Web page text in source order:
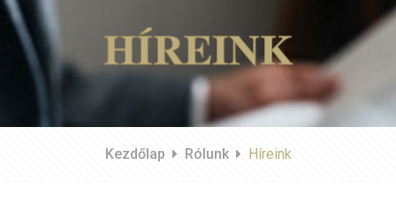
HÍREINK
Kezdőlap Rólunk Híreink